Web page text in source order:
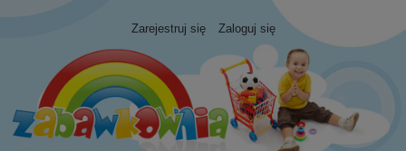
Zarejestruj się Zaloguj się